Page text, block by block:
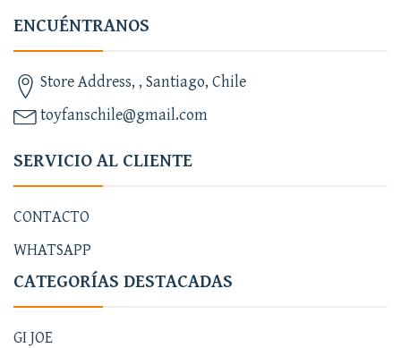
ENCUÉNTRANOS
Store Address, , Santiago, Chile
toyfanschile@gmail.com
SERVICIO AL CLIENTE
CONTACTO
WHATSAPP
CATEGORÍAS DESTACADAS
GI JOE